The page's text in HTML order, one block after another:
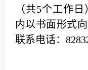
（共5个工作
内以书面形式
联系电话：